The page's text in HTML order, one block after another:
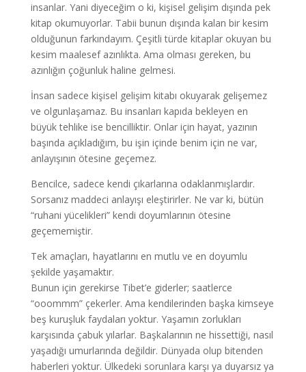
insanlar. Yani diyeceğim o ki, kişisel gelişim dışında pek
kitap okumuyorlar. Tabii bunun dışında kalan bir kesim
olduğunun farkındayım. Çeşitli türde kitaplar okuyan bu
kesim maalesef azınlıkta. Ama olması gereken, bu
azınlığın çoğunluk haline gelmesi.
İnsan sadece kişisel gelişim kitabı okuyarak gelişemez
ve olgunlaşamaz. Bu insanları kapıda bekleyen en
büyük tehlike ise bencilliktir. Onlar için hayat, yazının
başında açıkladığım, bu işin içinde benim için ne var,
anlayışının ötesine geçemez.
Bencilce, sadece kendi çıkarlarına odaklanmışlardır.
Sorsanız maddeci anlayışı eleştirirler. Ne var ki, bütün
“ruhani yücelikleri” kendi doyumlarının ötesine
geçememiştir.
Tek amaçları, hayatlarını en mutlu ve en doyumlu
şekilde yaşamaktır.
Bunun için gerekirse Tibet’e giderler; saatlerce
“ooommm” çekerler. Ama kendilerinden başka kimseye
beş kuruşluk faydaları yoktur. Yaşamın zorlukları
karşısında çabuk yılarlar. Başkalarının ne hissettiği, nasıl
yaşadığı umurlarında değildir. Dünyada olup bitenden
haberleri yoktur. Ülkedeki sorunlara karşı ya duyarsız ya